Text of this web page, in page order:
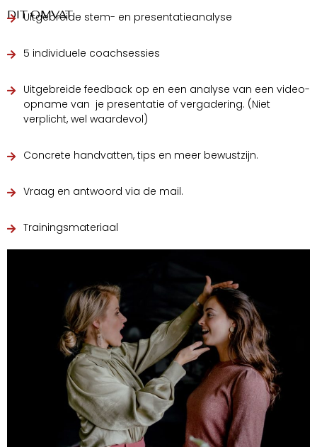
DIT OMVAT:
Uitgebreide stem- en presentatieanalyse
5 individuele coachsessies
Uitgebreide feedback op en een analyse van een video-
opname van je presentatie of vergadering. (Niet
verplicht, wel waardevol)
Concrete handvatten, tips en meer bewustzijn.
Vraag en antwoord via de mail.
Trainingsmateriaal